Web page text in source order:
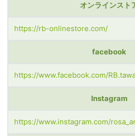
オンラインスト
https://rb-onlinestore.com/
facebook
https://www.facebook.com/
Instagram
https://www.instagram.com/